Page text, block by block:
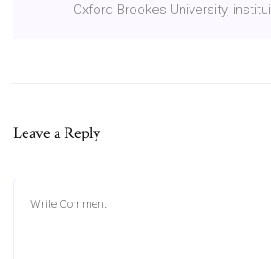
Oxford Brookes University,
Leave a Reply